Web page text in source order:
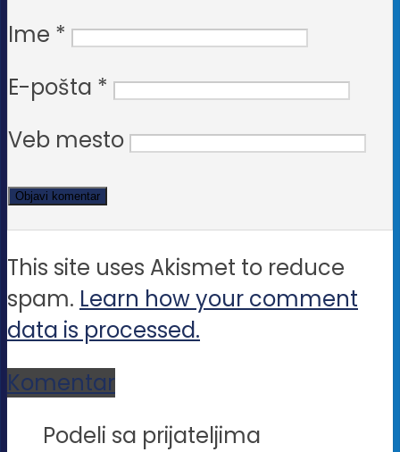
Ime *
E-pošta *
Veb mesto
This site uses Akismet to reduce
spam. Learn how your comment
data is processed.
Komentar
Podeli sa prijateljima